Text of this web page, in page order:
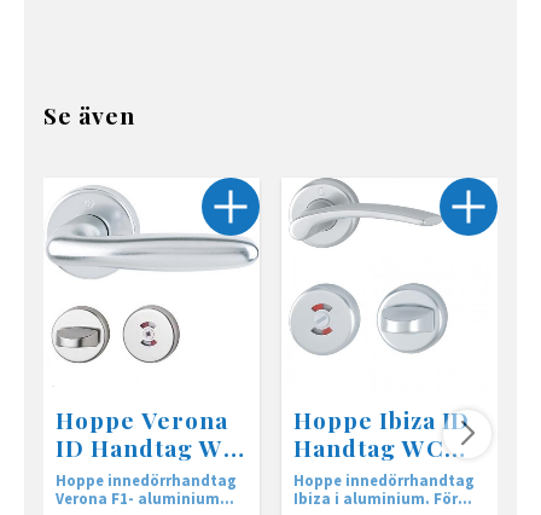
Se även
Hoppe Verona
ID Handtag WC
silver
Hoppe innedörrhandtag
Verona F1- aluminium
Hoppe Ibiza ID
Handtag WC
silver
Hoppe innedörrhandtag
Ibiza i aluminium. För